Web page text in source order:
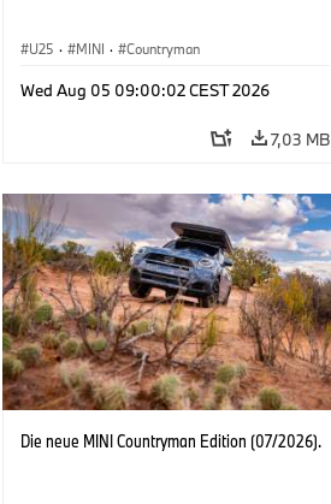
U25 · MINI · Countryman
Wed Aug 05 09:00:02 CEST 2026
7,03 MB
Die neue MINI Countryman Edition (07/2026).